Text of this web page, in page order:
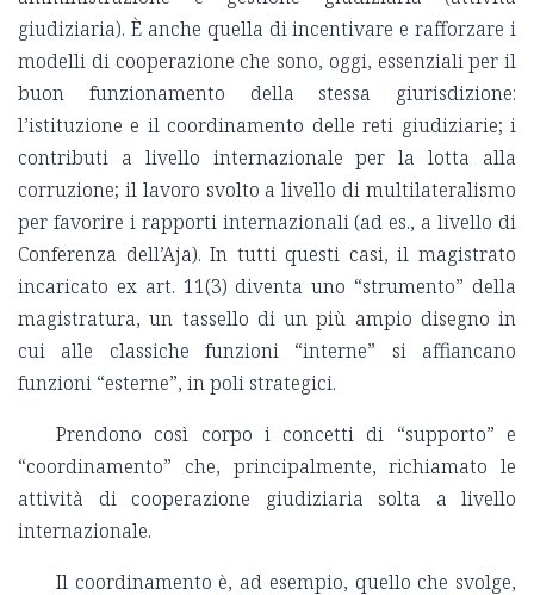
giudiziaria). È anche quella di incentivare e rafforzare i
modelli di cooperazione che sono, oggi, essenziali per il
buon funzionamento della stessa giurisdizione:
l’istituzione e il coordinamento delle reti giudiziarie; i
contributi a livello internazionale per la lotta alla
corruzione; il lavoro svolto a livello di multilateralismo
per favorire i rapporti internazionali (ad es., a livello di
Conferenza dell’Aja). In tutti questi casi, il magistrato
incaricato ex art. 11(3) diventa uno “strumento” della
magistratura, un tassello di un più ampio disegno in
cui alle classiche funzioni “interne” si affiancano
funzioni “esterne”, in poli strategici.
Prendono così corpo i concetti di “supporto” e
“coordinamento” che, principalmente, richiamato le
attività di cooperazione giudiziaria solta a livello
internazionale.
Il coordinamento è, ad esempio, quello che svolge,